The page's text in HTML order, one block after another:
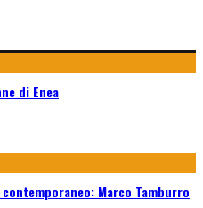
di Enea
Marco Tamburro